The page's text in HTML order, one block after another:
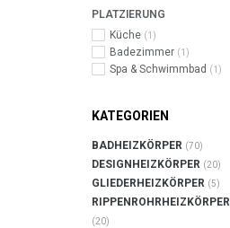
PLATZIERUNG
Küche (1)
Badezimmer (1)
Spa & Schwimmbad (1)
KATEGORIEN
BADHEIZKÖRPER (70)
DESIGNHEIZKÖRPER (20)
GLIEDERHEIZKÖRPER (5)
RIPPENROHRHEIZKÖRPER
(20)